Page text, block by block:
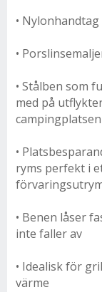
• Nylonhandtag
•
• Stålben som
med på
•
ryms perfekt i
• Benen låser
inte faller av
• Idealisk för
värme